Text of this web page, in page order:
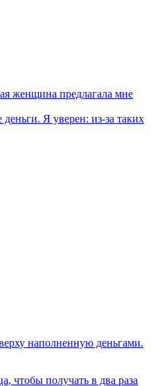
женщина предлагала мне
Я уверен: из-за таких
наполненную деньгами.
получать в два раза